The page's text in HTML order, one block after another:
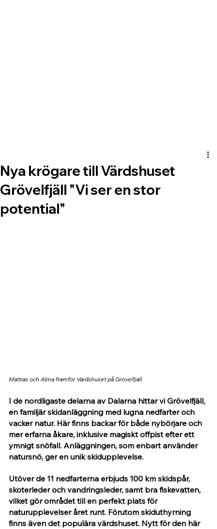
Nya krögare till Värdshuset
Grövelfjäll "Vi ser en stor
potential"
Mattias och Alma framför Värdshuset på Grövelfjäll
I de nordligaste delarna av Dalarna hittar vi Grövelfjäll,
en familjär skidanläggning med lugna nedfarter och
vacker natur. Här finns backar för både nybörjare och
mer erfarna åkare, inklusive magiskt offpist efter ett
ymnigt snöfall. Anläggningen, som enbart använder
natursnö, ger en unik skidupplevelse.
Utöver de 11 nedfarterna erbjuds 100 km skidspår,
skoterleder och vandringsleder, samt bra fiskevatten,
vilket gör området till en perfekt plats för
naturupplevelser året runt. Förutom skiduthyrning
finns även det populära värdshuset. Nytt för den här